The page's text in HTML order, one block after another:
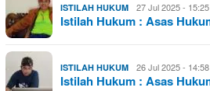
ISTILAH HUKUM 27 Jul 2025 -
Istilah Hukum : Asas
ISTILAH HUKUM 26 Jul 2025 -
Istilah Hukum : Asas